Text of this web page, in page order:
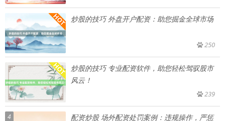
炒股的技巧 外盘开户配资：助您掘金全球市场
250
炒股的技巧 专业配资软件，助您轻松驾驭股市
风云！
239
4 配资炒股 场外配资处罚案例：违规操作，严惩